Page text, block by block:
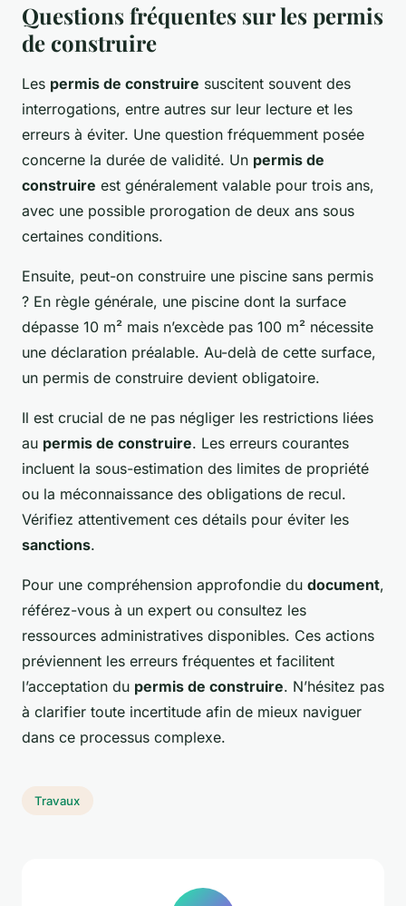
Questions fréquentes sur les permis
de construire
Les permis de construire suscitent souvent des
interrogations, entre autres sur leur lecture et les
erreurs à éviter. Une question fréquemment posée
concerne la durée de validité. Un permis de
construire est généralement valable pour trois ans,
avec une possible prorogation de deux ans sous
certaines conditions.
Ensuite, peut-on construire une piscine sans permis
? En règle générale, une piscine dont la surface
dépasse 10 m² mais n’excède pas 100 m² nécessite
une déclaration préalable. Au-delà de cette surface,
un permis de construire devient obligatoire.
Il est crucial de ne pas négliger les restrictions liées
au permis de construire. Les erreurs courantes
incluent la sous-estimation des limites de propriété
ou la méconnaissance des obligations de recul.
Vérifiez attentivement ces détails pour éviter les
sanctions.
Pour une compréhension approfondie du document,
référez-vous à un expert ou consultez les
ressources administratives disponibles. Ces actions
préviennent les erreurs fréquentes et facilitent
l’acceptation du permis de construire. N’hésitez pas
à clarifier toute incertitude afin de mieux naviguer
dans ce processus complexe.
Travaux